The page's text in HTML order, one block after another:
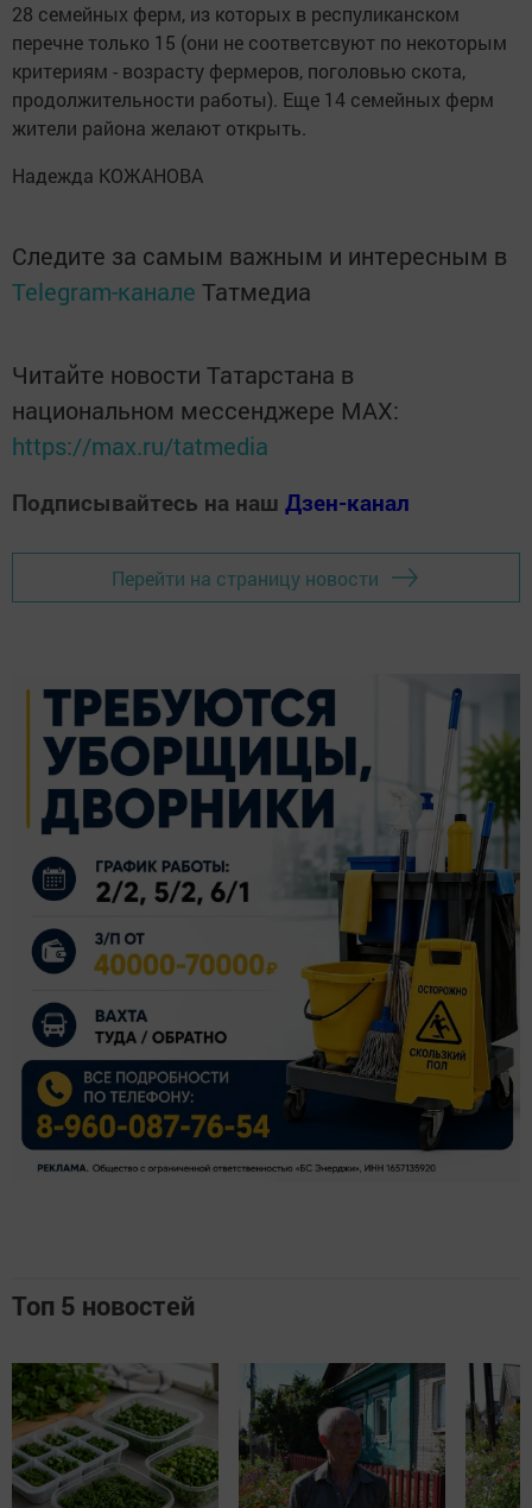
28 семейных ферм, из которых в респуликанском
перечне только 15 (они не соответсвуют по некоторым
критериям - возрасту фермеров, поголовью скота,
продолжительности работы). Еще 14 семейных ферм
жители района желают открыть.
Надежда КОЖАНОВА
Следите за самым важным и интересным в
Telegram-канале Татмедиа
Читайте новости Татарстана в
национальном мессенджере MАХ:
https://max.ru/tatmedia
Подписывайтесь на наш Дзен-канал
Перейти на страницу новости
Топ 5 новостей